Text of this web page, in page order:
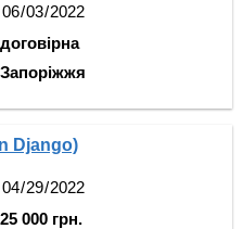
договірна
Запоріжжя
Django)
25 000 грн.